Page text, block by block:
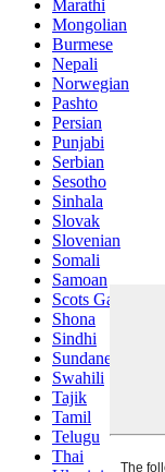
Marathi
Mongolian
Burmese
Nepali
Norwegian
Pashto
Persian
Punjabi
Serbian
Sesotho
Sinhala
Slovak
Slovenian
Somali
Samoan
Scots Gaelic
Shona
Sindhi
Sundanese
Swahili
Tajik
Tamil
Telugu
Thai